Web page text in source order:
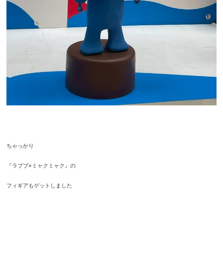
ちゃっかり
『ラブブ×ミャクミャク』の
フィギアもゲットしました